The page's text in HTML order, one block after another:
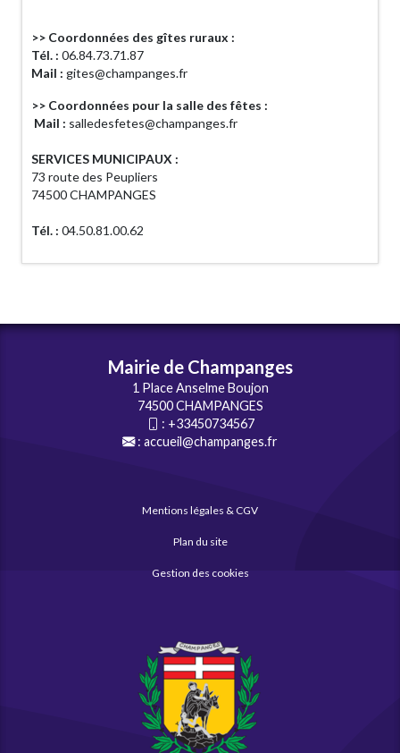
>> Coordonnées des gîtes ruraux :
Tél. : 06.84.73.71.87
Mail : gites@champanges.fr
>> Coordonnées pour la salle des fêtes :
Mail : salledesfetes@champanges.fr
SERVICES MUNICIPAUX :
73 route des Peupliers
74500 CHAMPANGES
Tél. : 04.50.81.00.62
Mairie de Champanges
1 Place Anselme Boujon
74500 CHAMPANGES
: +33450734567
: accueil@champanges.fr
Mentions légales & CGV
Plan du site
Gestion des cookies